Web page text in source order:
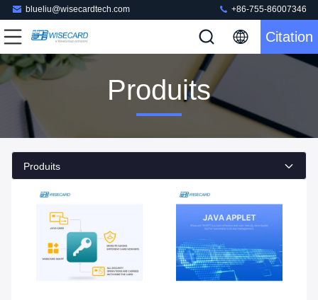
blueliu@wisecardtech.com +86-755-86007346
Citation
Produits
Produits